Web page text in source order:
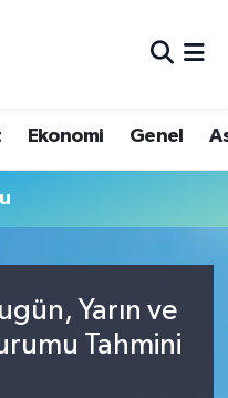
Ekonomi Genel
Yarın ve
Tahmini
Fikstür